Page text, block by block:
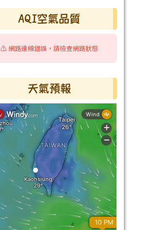
AQI空氣品質
⚠️ 網路連線錯誤，請檢查網路狀態
天氣預報